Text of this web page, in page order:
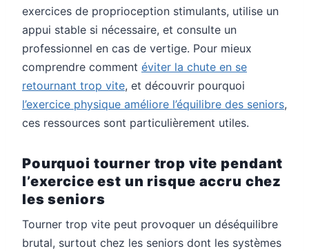
exercices de proprioception stimulants, utilise un
appui stable si nécessaire, et consulte un
professionnel en cas de vertige. Pour mieux
comprendre comment éviter la chute en se
retournant trop vite, et découvrir pourquoi
l’exercice physique améliore l’équilibre des seniors,
ces ressources sont particulièrement utiles.
Pourquoi tourner trop vite pendant
l’exercice est un risque accru chez
les seniors
Tourner trop vite peut provoquer un déséquilibre
brutal, surtout chez les seniors dont les systèmes